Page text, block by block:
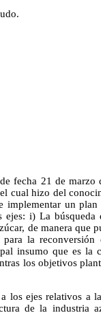
fecha 21 de marzo
cual hizo del
un
i) La
de manera que
la reconversión
insumo que es la
los objetivos
los ejes relativos a
de la industria